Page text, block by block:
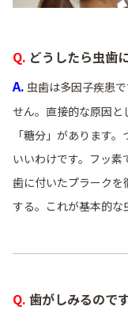
Q. どうしたら虫
A. 虫歯は多因子疾患
せん。直接的な原因と
「糖分」があります
いいわけです。フッ
歯に付いたプラーク
する。これが基本的な
Q. 歯がしみるの